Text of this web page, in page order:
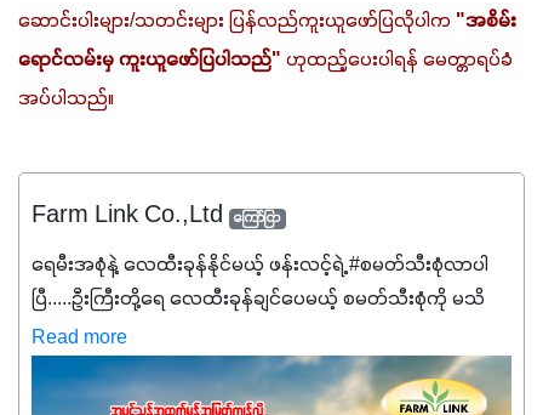
ဆောင်းပါးများ/သတင်းများ ပြန်လည်ကူးယူဖော်ပြလိုပါက "အစိမ်း
ရောင်လမ်းမှ ကူးယူဖော်ပြပါသည်" ဟုထည့်ပေးပါရန် မေတ္တာရပ်ခံ
အပ်ပါသည်။
Farm Link Co.,Ltd ကြော်ငြာ
ရေမီးအစုံနဲ့ လေထီးခုန်နိုင်မယ့် ဖန်းလင့်ရဲ့ #စမတ်သီးစုံလာပါ
ပြီ.....ဦးကြီးတို့ရေ ‌လေထီးခုန်ချင်ပေမယ့် စမတ်သီးစုံကို မသိ
သေးရင်တော့ ဒီစာလေးကို ဆက်ဖတ်‌ပေးပါ #စမတ်သီးစုံဆိုတာ
အပင်တိုင်းအတွက် အဓိကအာဟာရNPK (19:7:8)နဲ့ #ဟူးမစ်
အက်စစ်တို့ အချိုးကျ ပေါင်းစပ်ထားတဲ့ ကွန်ပေါင်း
Read more